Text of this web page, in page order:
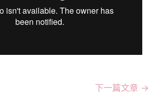
下一篇文章 →